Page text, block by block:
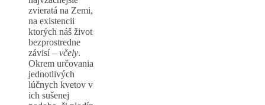
zvieratá na Zemi,
na existencii
ktorých náš život
bezprostredne
závisí – včely.
Okrem určovania
jednotlivých
lúčnych kvetov v
ich sušenej